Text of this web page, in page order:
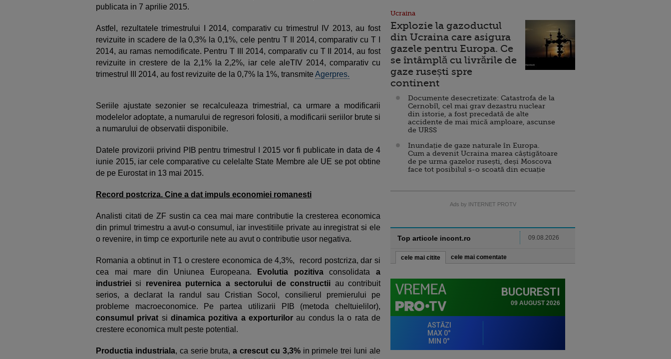
publicata in 7 aprilie 2015.
Astfel, rezultatele trimestrului I 2014, comparativ cu trimestrul IV 2013, au fost
revizuite in scadere de la 0,3% la 0,1%, cele pentru T II 2014, comparativ cu T I
2014, au ramas nemodificate. Pentru T III 2014, comparativ cu T II 2014, au fost
revizuite in crestere de la 2,1% la 2,2%, iar cele aleTIV 2014, comparativ cu
trimestrul III 2014, au fost revizuite de la 0,7% la 1%, transmite Agerpres.
Seriile ajustate sezonier se recalculeaza trimestrial, ca urmare a modificarii
modelelor adoptate, a numarului de regresori folositi, a modificarii seriilor brute si
a numarului de observatii disponibile.
Datele provizorii privind PIB pentru trimestrul I 2015 vor fi publicate in data de 4
iunie 2015, iar cele comparative cu celelalte State Membre ale UE se pot obtine
de pe Eurostat in 13 mai 2015.
Record postcriza. Cine a dat impuls economiei romanesti
Analisti citati de ZF sustin ca cea mai mare contributie la cresterea economica
din primul tri­mestru a avut-o consumul, iar investitiile private au inre­gistrat si ele
o revenire, in timp ce exporturile nete au avut o contributie usor negativa.
Romania a obtinut in T1 o crestere economica de 4,3%, record postcriza, dar si
cea mai mare din Uniunea Europeana. Evolutia pozitivaconsolidataa
industriei si revenirea puternica a sectorului de constructii au contribuit
serios, a declarat la randul sau Cristian Socol, consilierul premierului pe
probleme macroeconomice. Pe partea utilizarii PIB (metoda cheltuielilor),
consumul privat sidinamica pozitiva a exporturilor au condus la o rata de
crestere economica mult peste potential.
Productia industriala, ca serie bruta,a crescut cu 3,3% in primele trei luni ale
Ucraina
Explozie la gazoductul
din Ucraina care asigura
gazele pentru Europa. Ce
se întâmplă cu livrările de
gaze rusești spre
continent
Documente desecretizate: Catastrofa de la
Cernobîl, cel mai grav dezastru nuclear
din istorie, a fost precedată de alte
accidente de mai mică amploare, ascunse
de URSS
Inundație de gaze naturale în Europa.
Cum a devenit Ucraina marea câștigătoare
de pe urma gazelor rusești, deși Moscova
face tot posibilul s-o scoată din ecuație
Ads by INTERNET PROTV
Top articole incont.ro 09.08.2026
cele mai citite cele mai comentate